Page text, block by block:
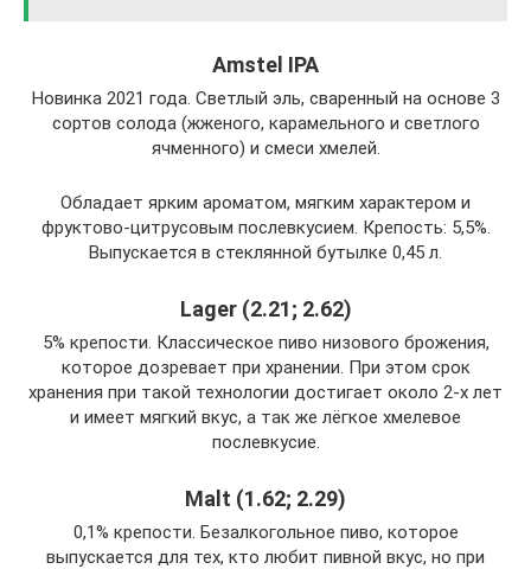
Amstel IPA
Новинка 2021 года. Светлый эль, сваренный на основе 3
сортов солода (жженого, карамельного и светлого
ячменного) и смеси хмелей.
Обладает ярким ароматом, мягким характером и
фруктово-цитрусовым послевкусием. Крепость: 5,5%.
Выпускается в стеклянной бутылке 0,45 л.
Lager (2.21; 2.62)
5% крепости. Классическое пиво низового брожения,
которое дозревает при хранении. При этом срок
хранения при такой технологии достигает около 2-х лет
и имеет мягкий вкус, а так же лёгкое хмелевое
послевкусие.
Malt (1.62; 2.29)
0,1% крепости. Безалкогольное пиво, которое
выпускается для тех, кто любит пивной вкус, но при